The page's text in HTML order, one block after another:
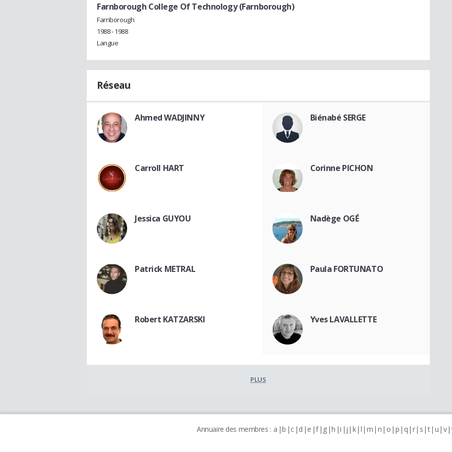
Farnborough College Of Technology (Farnborough)
Farnborough
1988 - 1988
Langue
Réseau
Ahmed WADJINNY Biénabé SERGE
Carroll HART Corinne PICHON
Jessica GUYOU Nadège OGÉ
Patrick METRAL Paula FORTUNATO
Robert KATZARSKI Yves LAVALLETTE
PLUS
Annuaire des membres : a b c d e f g h i j k l m n o p q r s t u v